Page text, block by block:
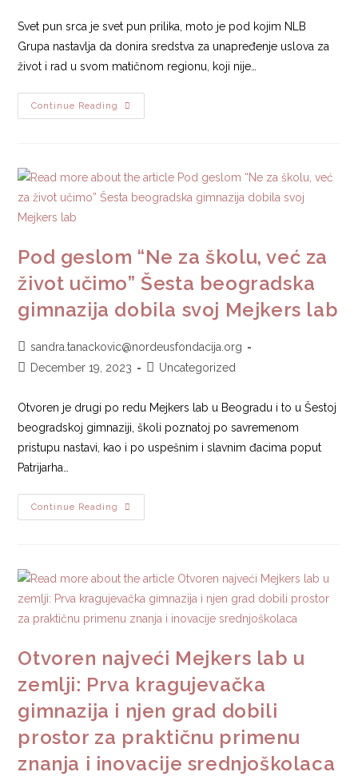
Svet pun srca je svet pun prilika, moto je pod kojim NLB
Grupa nastavlja da donira sredstva za unapređenje uslova za
život i rad u svom matičnom regionu, koji nije…
Continue Reading
Pod geslom “Ne za školu, već za
život učimo” Šesta beogradska
gimnazija dobila svoj Mejkers lab
sandra.tanackovic@nordeusfondacija.org
December 19, 2023
Uncategorized
Otvoren je drugi po redu Mejkers lab u Beogradu i to u Šestoj
beogradskoj gimnaziji, školi poznatoj po savremenom
pristupu nastavi, kao i po uspešnim i slavnim đacima poput
Patrijarha…
Continue Reading
Otvoren najveći Mejkers lab u
zemlji: Prva kragujevačka
gimnazija i njen grad dobili
prostor za praktičnu primenu
znanja i inovacije srednjoškolaca